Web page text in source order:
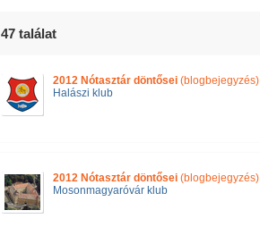
47 találat
2012 Nótasztár döntősei(blogbejegyzés)
Halászi klub
2012 Nótasztár döntősei(blogbejegyzés)
Mosonmagyaróvár klub